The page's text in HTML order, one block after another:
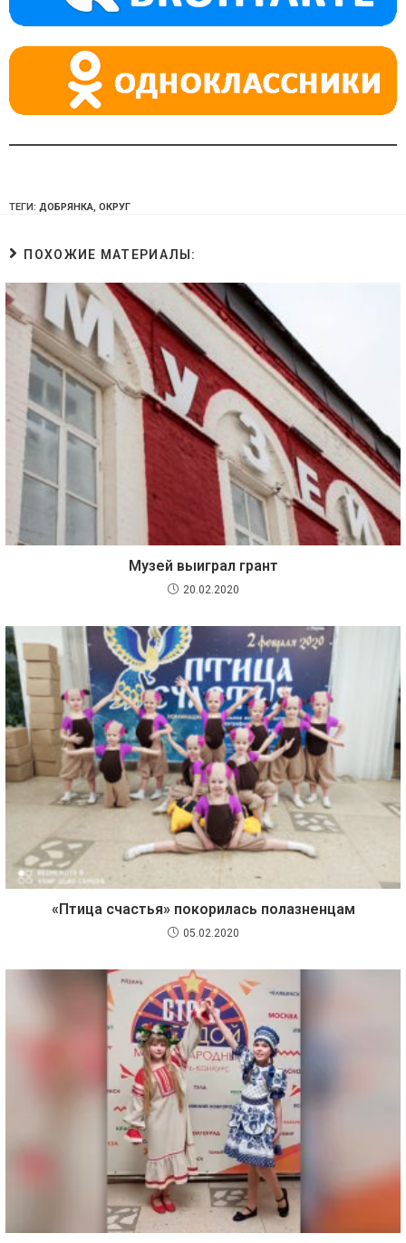
ni
ki
ТЕГИ: ДОБРЯНКА, ОКРУГ
ПОХОЖИЕ МАТЕРИАЛЫ:
Музей выиграл грант
20.02.2020
«Птица счастья» покорилась полазненцам
05.02.2020